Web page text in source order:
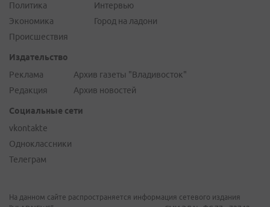
Политика
Экономика
Происшествия
Интервью
Город на ладони
Издательство
Реклама
Редакция
Архив газеты "Владивосток"
Архив новостей
Социальные сети
vkontakte
Одноклассники
Телеграм
На данном сайте распространяется информация сетевого издания